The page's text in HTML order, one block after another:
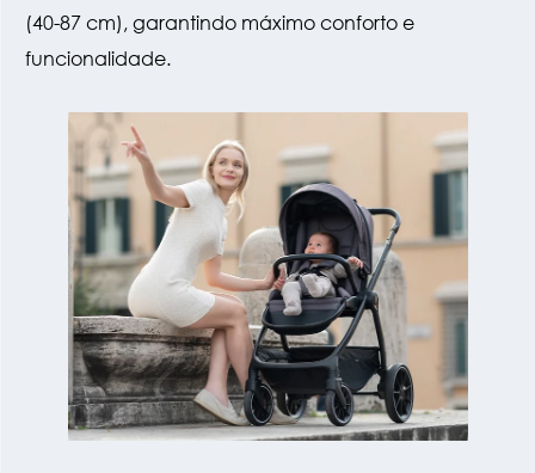
(40-87 cm), garantindo máximo conforto e
funcionalidade.